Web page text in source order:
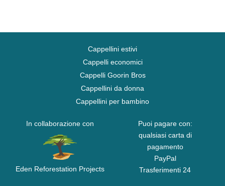
Cappellini estivi
Cappelli economici
Cappelli Goorin Bros
Cappellini da donna
Cappellini per bambino
In collaborazione con
Eden Reforestation Projects
Puoi pagare con:
qualsiasi carta di
pagamento
PayPal
Trasferimenti 24